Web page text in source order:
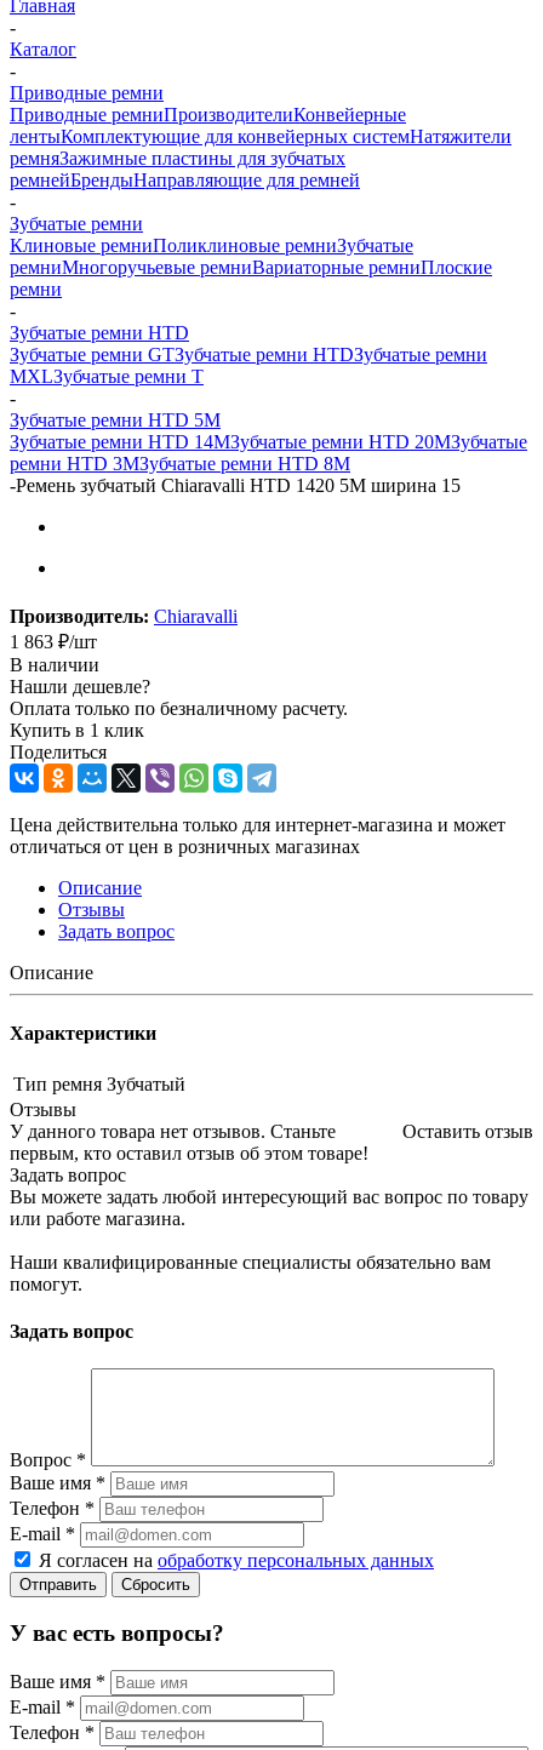
Главная
-
Каталог
-
Приводные ремни
Приводные ремниПроизводителиКонвейерные
лентыКомплектующие для конвейерных системНатяжители
ремняЗажимные пластины для зубчатых
ремнейБрендыНаправляющие для ремней
-
Зубчатые ремни
Клиновые ремниПоликлиновые ремниЗубчатые
ремниМногоручьевые ремниВариаторные ремниПлоские
ремни
-
Зубчатые ремни HTD
Зубчатые ремни GTЗубчатые ремни HTDЗубчатые ремни
MXLЗубчатые ремни Т
-
Зубчатые ремни HTD 5M
Зубчатые ремни HTD 14MЗубчатые ремни HTD 20MЗубчатые
ремни HTD 3MЗубчатые ремни HTD 8M
-Ремень зубчатый Chiaravalli HTD 1420 5M ширина 15
Производитель: Chiaravalli
1 863 ₽/шт
В наличии
Нашли дешевле?
Оплата только по безналичному расчету.
Купить в 1 клик
Поделиться
Цена действительна только для интернет-магазина и может
отличаться от цен в розничных магазинах
Описание
Отзывы
Задать вопрос
Описание
Характеристики
Тип ремня Зубчатый
Отзывы
Оставить отзыв
У данного товара нет отзывов. Станьте
первым, кто оставил отзыв об этом товаре!
Задать вопрос
Вы можете задать любой интересующий вас вопрос по товару
или работе магазина.
Наши квалифицированные специалисты обязательно вам
помогут.
Задать вопрос
Вопрос *
Ваше имя *
Телефон *
E-mail *
Я согласен на обработку персональных данных
Сбросить
У вас есть вопросы?
Ваше имя *
E-mail *
Телефон *